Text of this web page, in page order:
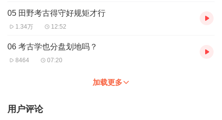
05 田野考古得守好规矩才行
1.34万 12:52
06 考古学也分盘划地吗？
8464 07:20
加载更多
用户评论